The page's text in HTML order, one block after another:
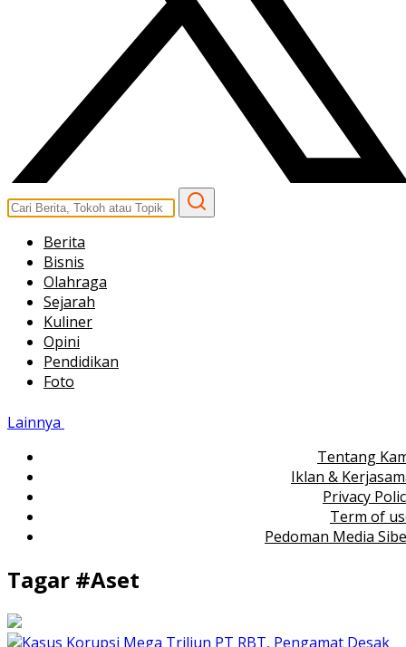
Berita
Bisnis
Olahraga
Sejarah
Kuliner
Opini
Pendidikan
Foto
Lainnya
Tentang
Iklan &
Privacy
Term of
Pedoman Media
Tagar #Aset